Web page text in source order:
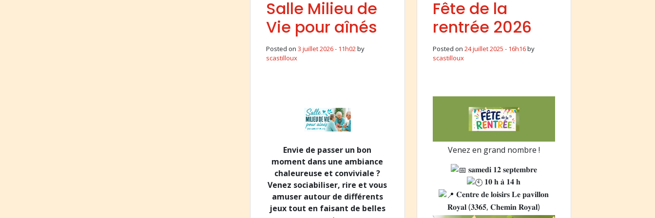
Salle Milieu de
Vie pour aînés
Posted on3 juillet 2026 - 11h02by
scastilloux
Envie de passer un bon
moment dans une ambiance
chaleureuse et conviviale ?
Venez sociabiliser, rire et vous
amuser autour de différents
jeux tout en faisant de belles
Fête de la
rentrée 2026
Posted on 24 juillet 2025 - 16h16by
scastilloux
Venez en grand nombre !
𝐬𝐚𝐦𝐞𝐝𝐢 𝟏𝟐 𝐬𝐞𝐩𝐭𝐞𝐦𝐛𝐫𝐞
𝟏𝟎 𝐡 𝐚̀ 𝟏𝟒 𝐡
𝐂𝐞𝐧𝐭𝐫𝐞 𝐝𝐞 𝐥𝐨𝐢𝐬𝐢𝐫𝐬 𝐋𝐞 𝐩𝐚𝐯𝐢𝐥𝐥𝐨𝐧
𝐑𝐨𝐲𝐚𝐥 (𝟑𝟑𝟔𝟓, 𝐂𝐡𝐞𝐦𝐢𝐧 𝐑𝐨𝐲𝐚𝐥)